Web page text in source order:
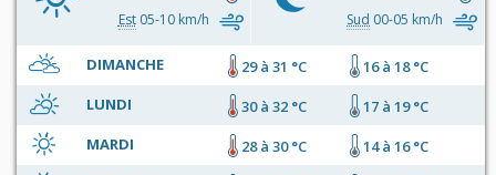
Est05-10 km/h
Sud 00-05 km/h
DIMANCHE 29 à 31 °C
16 à 18 °C
LUNDI
30 à 32 °C
17 à 19 °C
MARDI
28 à 30 °C
14 à 16 °C